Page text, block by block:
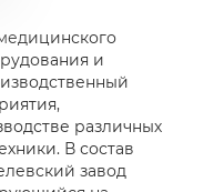
и
различных
В состав
завод